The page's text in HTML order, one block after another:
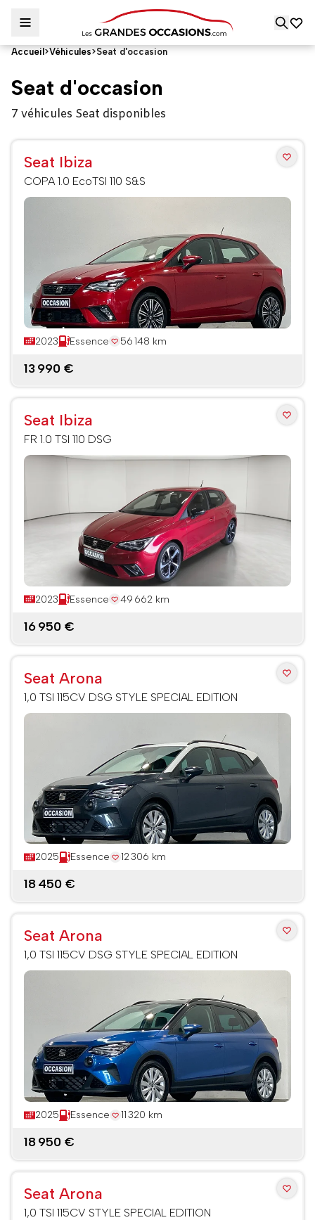
Accueil >Véhicules>Seat d'occasion
Seat d'occasion
7 véhicules Seat disponibles
Seat Ibiza
COPA 1.0 EcoTSI 110 S&S
2023 Essence 56 148 km
13 990 €
Seat Ibiza
FR 1.0 TSI 110 DSG
2023 Essence 49 662 km
16 950 €
Seat Arona
1,0 TSI 115CV DSG STYLE SPECIAL EDITION
2025 Essence 12 306 km
18 450 €
Seat Arona
1,0 TSI 115CV DSG STYLE SPECIAL EDITION
2025 Essence 11 320 km
18 950 €
Seat Arona
1,0 TSI 115CV STYLE SPECIAL EDITION